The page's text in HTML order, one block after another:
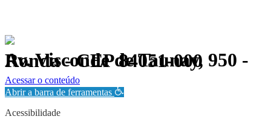
Av. Visconde de Taunay, 950 - Ronda - CEP 84051-000
Política de Privacidade.
Acessar o conteúdo
Abrir a barra de ferramentas
Acessibilidade